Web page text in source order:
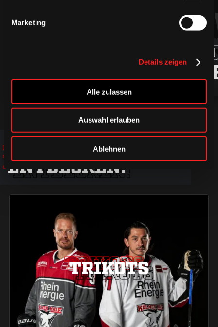
Marketing
Details zeigen
Alle zulassen
Auswahl erlauben
Ablehnen
ENTDECKEN!
JETZT
ENTDECKEN!
ENTDECKEN!
TRIKOTS
TRIKOTS
TRIKOTS